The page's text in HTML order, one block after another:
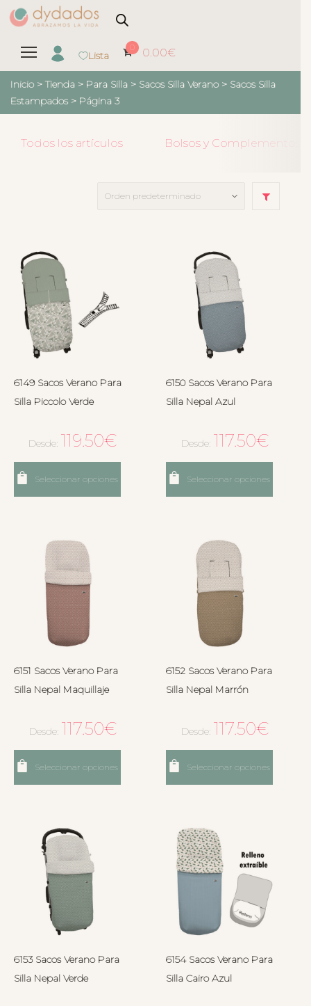
Lista
0 0.00€
Inicio > Tienda > Para Silla > Sacos Silla Verano > Sacos Silla
Estampados > Página 3
Todos los artículos Bolsos y Complementos
6149 Sacos Verano Para
Silla Piccolo Verde
Desde: 119.50€
Seleccionar opciones
6150 Sacos Verano Para
Silla Nepal Azul
Desde: 117.50€
Seleccionar opciones
6151 Sacos Verano Para
Silla Nepal Maquillaje
Desde: 117.50€
Seleccionar opciones
6152 Sacos Verano Para
Silla Nepal Marrón
Desde: 117.50€
Seleccionar opciones
6153 Sacos Verano Para
Silla Nepal Verde
6154 Sacos Verano Para
Silla Cairo Azul